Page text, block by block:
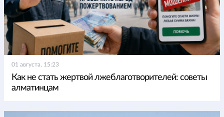
01 августа, 15:23
Как не стать жертвой лжеблаготворителей: советы
алматинцам